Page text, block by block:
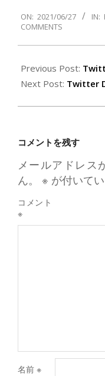
06-
ON: 2021/06/27 IN:
COMMENTS
Previous Post:
Next Post: Twitter
コメントを残す
メールアドレス
ん。
※ が付いて
コメント
※
名前 ※